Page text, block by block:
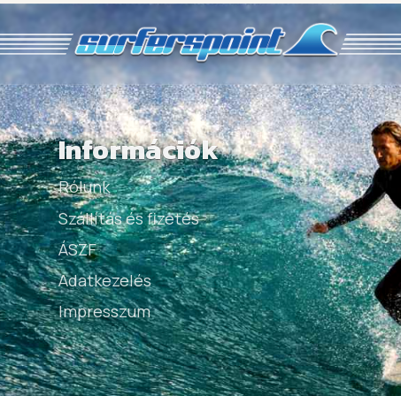
Információk
Rólunk
Szállítás és fizetés
ÁSZF
Adatkezelés
Impresszum